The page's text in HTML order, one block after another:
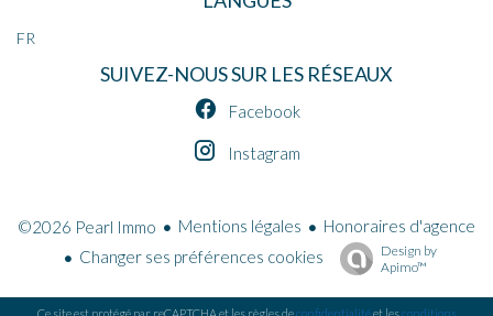
FR
SUIVEZ-NOUS SUR LES RÉSEAUX
Facebook
Instagram
©2026 Pearl Immo Mentions légales
Honoraires d'agence
Changer ses préférences cookies
Design by
Apimo™
Ce site est protégé par reCAPTCHA et les règles deconfidentialitéet lesconditions